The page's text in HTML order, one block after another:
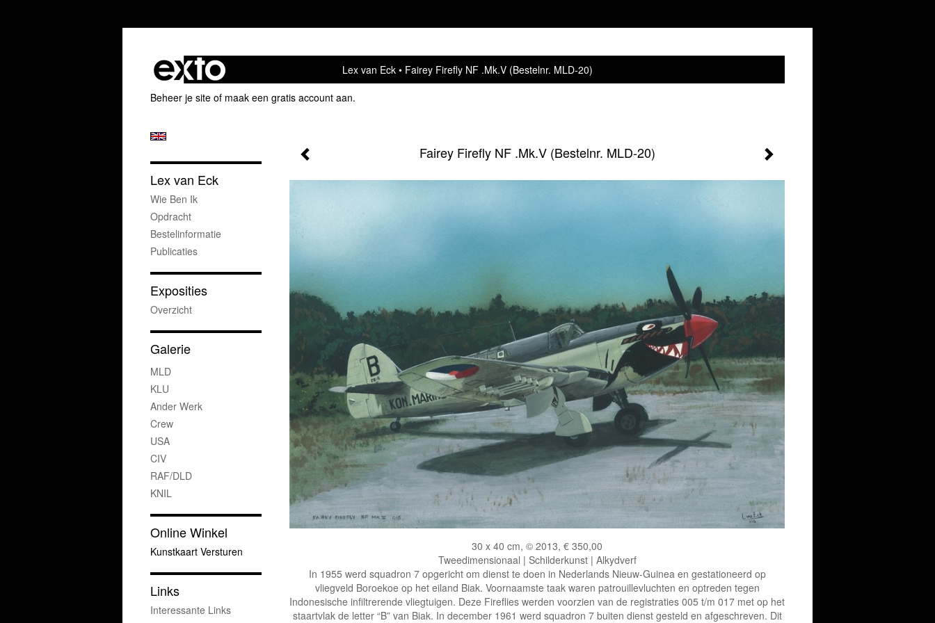
Lex van Eck
Fairey Firefly NF .Mk.V (Bestelnr. MLD-20)
Beheer je site of maak een gratis account aan.
Fairey Firefly NF .Mk.V (Bestelnr. MLD-20)
30 x 40 cm, © 2013, € 350,00
Tweedimensionaal | Schilderkunst | Alkydverf
In 1955 werd squadron 7 opgericht om dienst te doen in Nederlands Nieuw-Guinea en gestationeerd op
vliegveld Boroekoe op het eiland Biak. Voornaamste taak waren patrouillevluchten en optreden tegen
Indonesische infiltrerende vliegtuigen. Deze Fireflies werden voorzien van de registraties 005 t/m 017 met op het
staartvlak de letter “B” van Biak. In december 1961 werd squadron 7 buiten dienst gesteld en afgeschreven. Dit
Lex van Eck
Wie Ben Ik
Opdracht
Bestelinformatie
Publicaties
Exposities
Overzicht
Galerie
MLD
KLU
Ander Werk
Crew
USA
CIV
RAF/DLD
KNIL
Online Winkel
Kunstkaart Versturen
Links
Interessante Links